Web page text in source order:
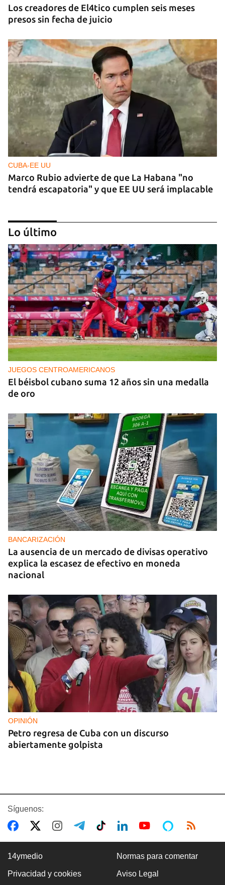
Los creadores de El4tico cumplen seis meses
presos sin fecha de juicio
CUBA-EE UU
Marco Rubio advierte de que La Habana "no
tendrá escapatoria" y que EE UU será implacable
PODCAST
Cafecito informativo del viernes 7 de agosto de
2026
Lo último
JUEGOS CENTROAMERICANOS
El béisbol cubano suma 12 años sin una medalla
de oro
BANCARIZACIÓN
La ausencia de un mercado de divisas operativo
explica la escasez de efectivo en moneda
nacional
OPINIÓN
Petro regresa de Cuba con un discurso
abiertamente golpista
Síguenos:
14ymedio Normas para comentar
Privacidad y cookies Aviso Legal